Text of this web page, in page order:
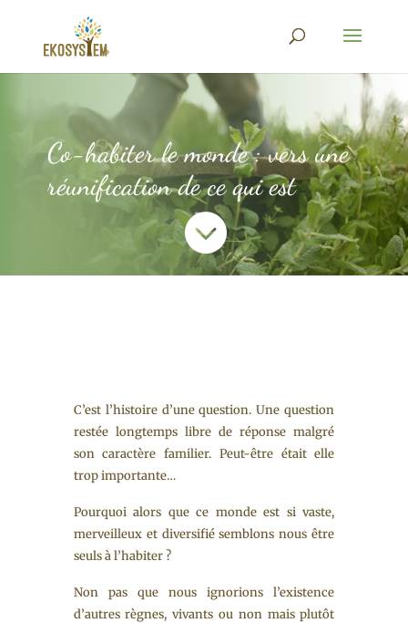
Co-habiter le monde : vers une
réunification de ce qui est

C’est l’histoire d’une question. Une question
restée longtemps libre de réponse malgré
son caractère familier. Peut-être était elle
trop importante…
Pourquoi alors que ce monde est si vaste,
merveilleux et diversifié semblons nous être
seuls à l’habiter ?
Non pas que nous ignorions l’existence
d’autres règnes, vivants ou non mais plutôt